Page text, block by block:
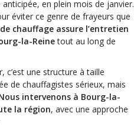
en plein mois de janvier.
éviter ce genre de frayeurs que
chauffage assure l’entretien
la-Reinetout au long de
c’est une structure à taille
de chauffagistes sérieux, mais
intervenons à Bourg-la-
la région, avec une approche